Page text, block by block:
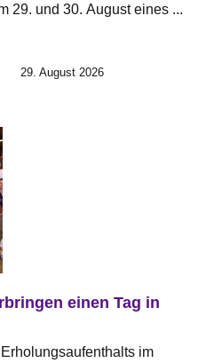
29. und 30. August eines ...
29. August 2026
einen Tag in
im